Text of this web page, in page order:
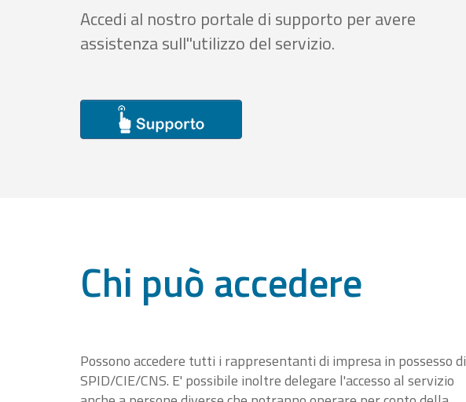
Accedi al nostro portale di supporto per avere
assistenza sull''utilizzo del servizio.
Chi può accedere
Possono accedere tutti i rappresentanti di impresa in possesso di
SPID/CIE/CNS. E' possibile inoltre delegare l'accesso al servizio